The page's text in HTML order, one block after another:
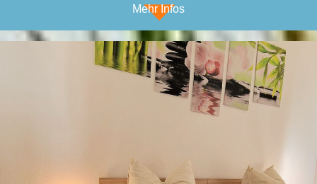
Mehr Infos